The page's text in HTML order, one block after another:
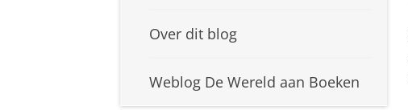
Over dit blog
Weblog De Wereld aan Boeken